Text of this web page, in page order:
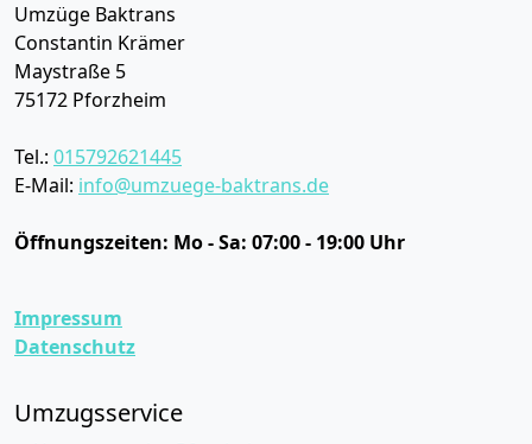
Umzüge Baktrans
Constantin Krämer
Maystraße 5
75172 Pforzheim
Tel.: 015792621445
E-Mail: info@umzuege-baktrans.de
Öffnungszeiten: Mo - Sa: 07:00 - 19:00 Uhr
Impressum
Datenschutz
Umzugsservice